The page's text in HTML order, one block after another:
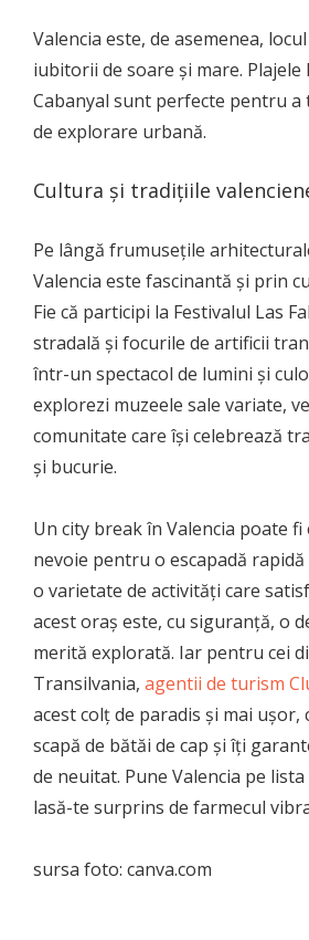
Valencia este, de asemenea,
iubitorii de soare și mare. Plajele
Cabanyal sunt perfecte pentru a
de explorare urbană.
Cultura și tradițiile
Pe lângă frumusețile
Valencia este fascinantă și prin
Fie că participi la Festivalul Las
stradală și focurile de artificii
într-un spectacol de lumini și
explorezi muzeele sale variate,
comunitate care își celebrează
și bucurie.
Un city break în Valencia poate fi
nevoie pentru o escapadă
o varietate de activități care
acest oraș este, cu siguranță, o
merită explorată. Iar pentru cei
Transilvania, agentii de turism
acest colț de paradis și mai ușor,
scapă de bătăi de cap și îți
de neuitat. Pune Valencia pe
lasă-te surprins de farmecul
sursa foto: canva.com